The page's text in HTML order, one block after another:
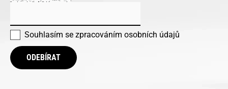
Souhlasím se zpracováním osobních údajů
ODEBÍRAT